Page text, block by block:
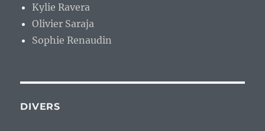
Kylie Ravera
Olivier Saraja
Sophie Renaudin
DIVERS